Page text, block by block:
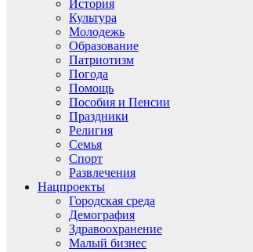
История
Культура
Молодежь
Образование
Патриотизм
Погода
Помощь
Пособия и Пенсии
Праздники
Религия
Семья
Спорт
Развлечения
Нацпроекты
Городская среда
Демография
Здравоохранение
Малый бизнес